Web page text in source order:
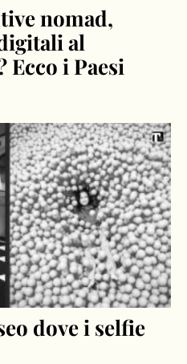
nomad,
al
Ecco i Paesi
dove i selfie